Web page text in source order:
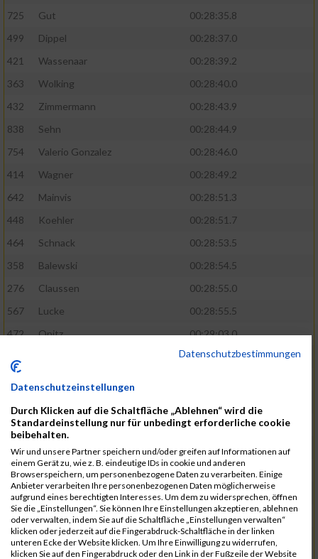
725
Gut
00:28:35.8
499
Dippel
00:28:37.0
421
Wassenaar
00:28:39.2
363
Wolking
00:28:40.0
432
Zimmermann
00:28:43.9
838
Sehn
00:28:44.9
754
Valerio Gonzalez
00:28:46.0
414
Wagner
00:28:49.2
642
Mainvis
00:28:51.3
448
Koehler
00:28:51.7
464
Schnack
00:28:53.5
358
Balewski
00:28:54.5
276
Claussen
00:28:55.0
567
Lucke
00:28:55.5
472
Opitz
00:29:03.0
00:29:04.4
404
Holst
00:29:08.8
405
Dombrowka
00:29:09.5
305
Ribarzik
00:29:09.7
328
Matschl
00:29:10.8
400
Subramaniyam
00:29:13.0
813
Stawinski
00:29:13.8
Datenschutzbestimmungen
Datenschutzeinstellungen
Durch Klicken auf die Schaltfläche „Ablehnen“ wird die
Standardeinstellung nur für unbedingt erforderliche cookie
beibehalten.
Wir und unsere Partner speichern und/oder greifen auf Informationen auf
einem Gerät zu, wie z. B. eindeutige IDs in cookie und anderen
Browserspeichern, um personenbezogene Daten zu verarbeiten. Einige
Anbieter verarbeiten Ihre personenbezogenen Daten möglicherweise
aufgrund eines berechtigten Interesses. Um dem zu widersprechen, öffnen
Sie die „Einstellungen“. Sie können Ihre Einstellungen akzeptieren, ablehnen
oder verwalten, indem Sie auf die Schaltfläche „Einstellungen verwalten“
klicken oder jederzeit auf die Fingerabdruck-Schaltfläche in der linken
unteren Ecke der Website klicken. Um Ihre Einwilligung zu widerrufen,
klicken Sie auf den Fingerabdruck oder den Link in der Fußzeile der Website